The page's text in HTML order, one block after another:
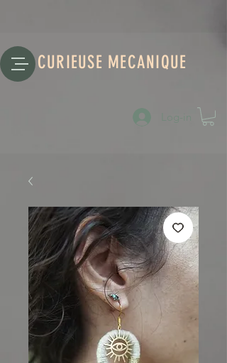
CURIEUSE MECANIQUE
Log-in